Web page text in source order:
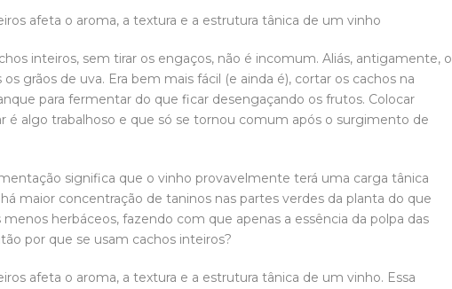
afeta o aroma, a textura e a estrutura tânica de um vinho
inteiros, sem tirar os engaços, não é incomum. Aliás, antigamente, o
grãos de uva. Era bem mais fácil (e ainda é), cortar os cachos na
para fermentar do que ficar desengaçando os frutos. Colocar
é algo trabalhoso e que só se tornou comum após o surgimento de
significa que o vinho provavelmente terá uma carga tânica
maior concentração de taninos nas partes verdes da planta do que
herbáceos, fazendo com que apenas a essência da polpa das
por que se usam cachos inteiros?
afeta o aroma, a textura e a estrutura tânica de um vinho. Essa